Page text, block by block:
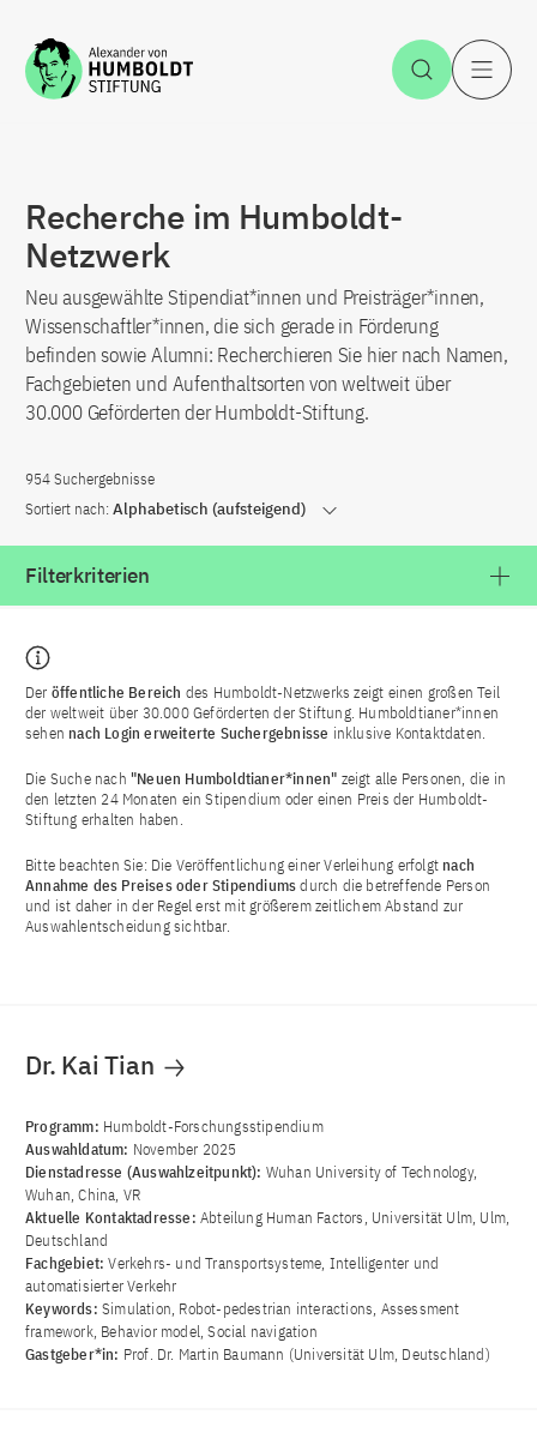
Zum Inhalt springen Suche
Recherche im Humboldt-
Netzwerk
Neu ausgewählte Stipendiat*innen und Preisträger*innen,
Wissenschaftler*innen, die sich gerade in Förderung
befinden sowie Alumni: Recherchieren Sie hier nach Namen,
Fachgebieten und Aufenthaltsorten von weltweit über
30.000 Geförderten der Humboldt-Stiftung.
954 Suchergebnisse
Sortiert nach: Alphabetisch (aufsteigend)
Filterkriterien
Der öffentliche Bereich des Humboldt-Netzwerks zeigt einen großen Teil
der weltweit über 30.000 Geförderten der Stiftung. Humboldtianer*innen
sehen nach Login erweiterte Suchergebnisse inklusive Kontaktdaten.
Die Suche nach "Neuen Humboldtianer*innen" zeigt alle Personen, die in
den letzten 24 Monaten ein Stipendium oder einen Preis der Humboldt-
Stiftung erhalten haben.
Bitte beachten Sie: Die Veröffentlichung einer Verleihung erfolgt nach
Annahme des Preises oder Stipendiumsdurch die betreffende Person
und ist daher in der Regel erst mit größerem zeitlichem Abstand zur
Auswahlentscheidung sichtbar.
Dr. Kai Tian
Programm: Humboldt-Forschungsstipendium
Auswahldatum: November 2025
Dienstadresse (Auswahlzeitpunkt): Wuhan University of Technology,
Wuhan, China, VR
Aktuelle Kontaktadresse: Abteilung Human Factors, Universität Ulm, Ulm,
Deutschland
Fachgebiet:Verkehrs- und Transportsysteme, Intelligenter und
automatisierter Verkehr
Keywords: Simulation, Robot-pedestrian interactions, Assessment
framework, Behavior model, Social navigation
Gastgeber*in: Prof. Dr. Martin Baumann (Universität Ulm, Deutschland)